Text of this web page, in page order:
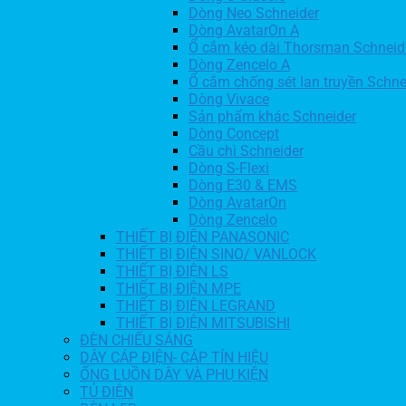
Dòng Neo Schneider
Dòng AvatarOn A
Ổ cắm kéo dài Thorsman
Dòng Zencelo A
Ổ cắm chống sét lan truyền
Dòng Vivace
Sản phẩm khác Schneider
Dòng Concept
Cầu chì Schneider
Dòng S-Flexi
Dòng E30 & EMS
Dòng AvatarOn
Dòng Zencelo
THIẾT BỊ ĐIỆN PANASONIC
THIẾT BỊ ĐIỆN SINO/ VANLOCK
THIẾT BỊ ĐIỆN LS
THIẾT BỊ ĐIỆN MPE
THIẾT BỊ ĐIỆN LEGRAND
THIẾT BỊ ĐIỆN MITSUBISHI
ĐÈN CHIẾU SÁNG
DÂY CÁP ĐIỆN- CÁP TÍN HIỆU
ỐNG LUỒN DÂY VÀ PHỤ KIỆN
TỦ ĐIỆN